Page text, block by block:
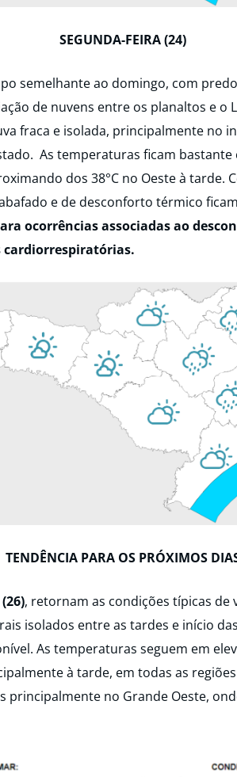
SEGUNDA-FEIRA (24)
semelhante ao domingo, com
de nuvens entre os planaltos e o
fraca e isolada, principalmente no
As temperaturas ficam bastante
dos 38°C no Oeste à tarde.
e de desconforto térmico
ocorrências associadas ao
cardiorrespiratórias.
TENDÊNCIA PARA OS PRÓXIMOS
, retornam as condições típicas de
isolados entre as tardes e início
As temperaturas seguem em
à tarde, em todas as
principalmente no Grande Oeste,